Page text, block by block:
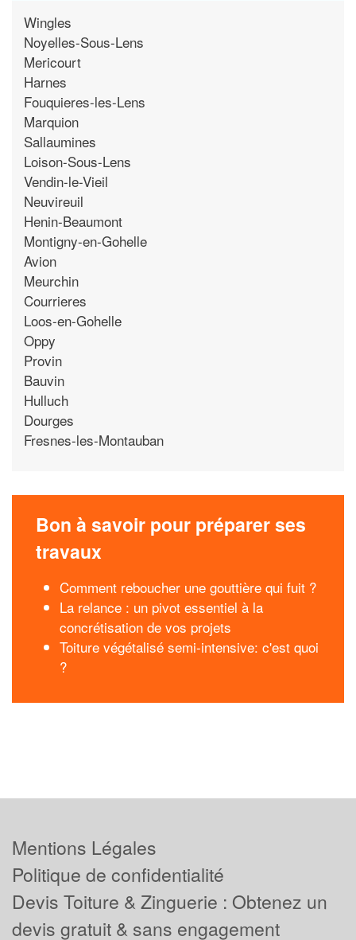
Wingles
Noyelles-Sous-Lens
Mericourt
Harnes
Fouquieres-les-Lens
Marquion
Sallaumines
Loison-Sous-Lens
Vendin-le-Vieil
Neuvireuil
Henin-Beaumont
Montigny-en-Gohelle
Avion
Meurchin
Courrieres
Loos-en-Gohelle
Oppy
Provin
Bauvin
Hulluch
Dourges
Fresnes-les-Montauban
Bon à savoir pour préparer ses
travaux
Comment reboucher une gouttière qui fuit ?
La relance : un pivot essentiel à la
concrétisation de vos projets
Toiture végétalisé semi-intensive: c'est quoi
?
Mentions Légales
Politique de confidentialité
Devis Toiture & Zinguerie : Obtenez un
devis gratuit & sans engagement